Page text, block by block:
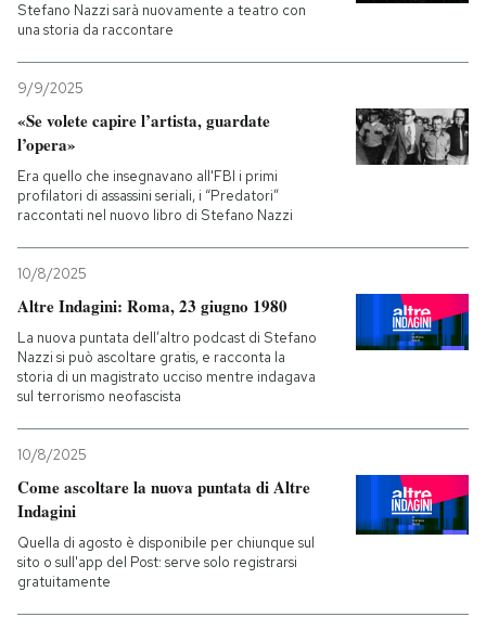
Stefano Nazzi sarà nuovamente a teatro con
una storia da raccontare
9/9/2025
«Se volete capire l’artista, guardate
l’opera»
Era quello che insegnavano all'FBI i primi
profilatori di assassini seriali, i “Predatori”
raccontati nel nuovo libro di Stefano Nazzi
10/8/2025
Altre Indagini: Roma, 23 giugno 1980
La nuova puntata dell’altro podcast di Stefano
Nazzi si può ascoltare gratis, e racconta la
storia di un magistrato ucciso mentre indagava
sul terrorismo neofascista
10/8/2025
Come ascoltare la nuova puntata di Altre
Indagini
Quella di agosto è disponibile per chiunque sul
sito o sull'app del Post: serve solo registrarsi
gratuitamente